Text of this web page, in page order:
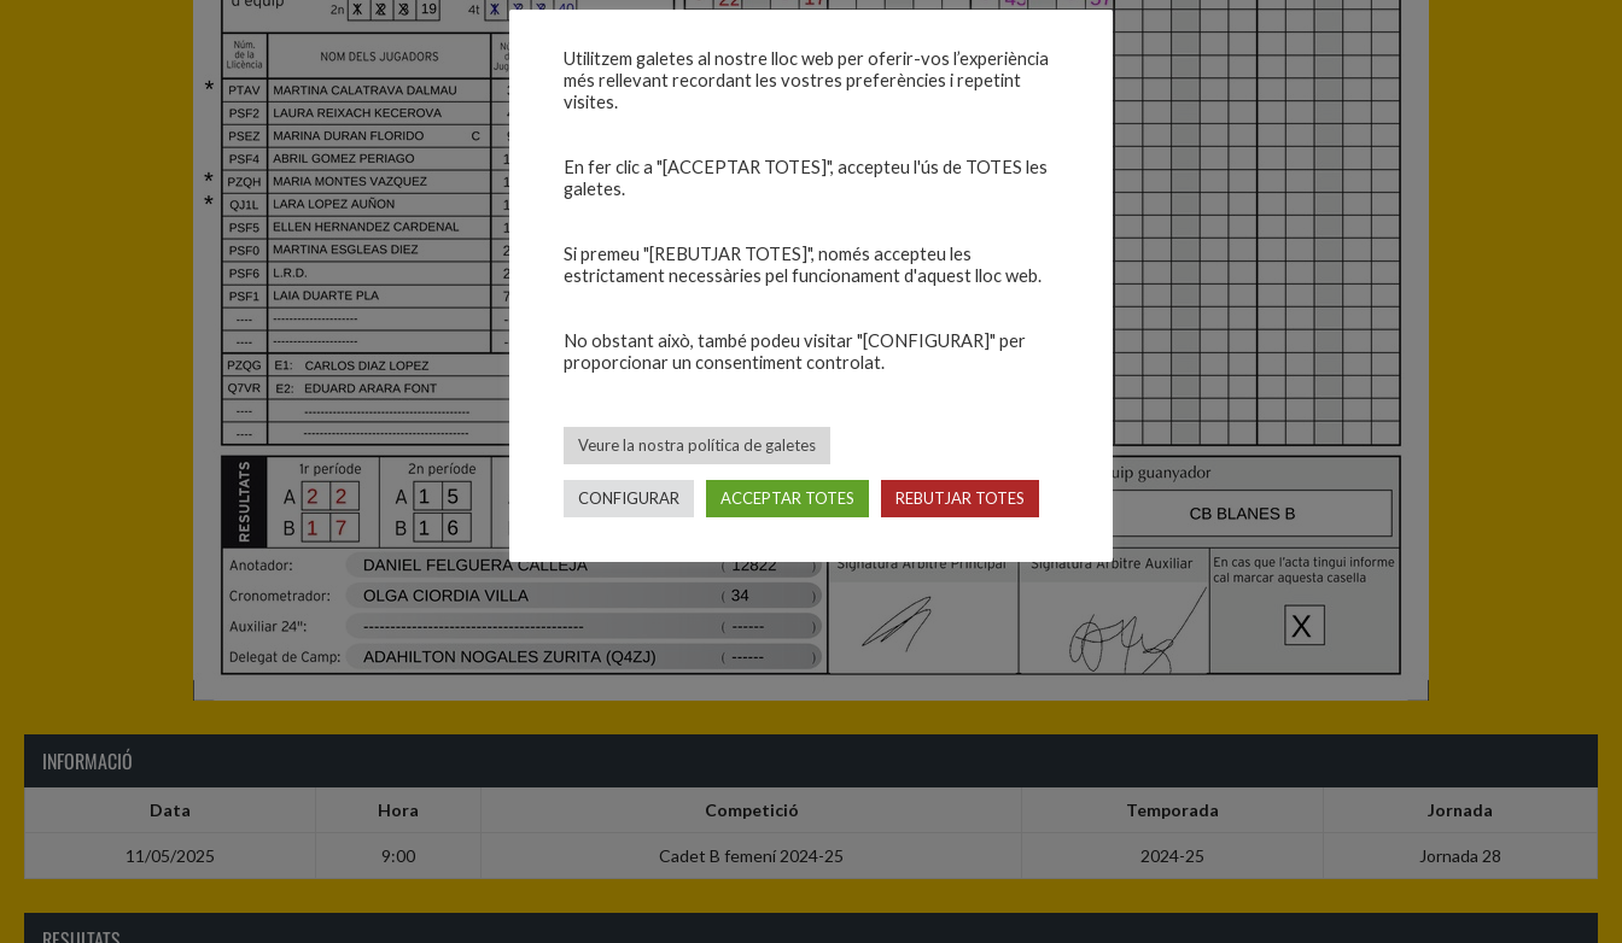
INFORMACIÓ
Data Hora Competició Temporada Jornada
11/05/2025 9:00 Cadet B femení 2024-25 2024-25 Jornada 28
Utilitzem galetes al nostre lloc web per oferir-vos l’experiència
més rellevant recordant les vostres preferències i repetint
visites.
En fer clic a "[ACCEPTAR TOTES]", accepteu l'ús de TOTES les
galetes.
Si premeu "[REBUTJAR TOTES]", només accepteu les
estrictament necessàries pel funcionament d'aquest lloc web.
No obstant això, també podeu visitar "[CONFIGURAR]" per
proporcionar un consentiment controlat.
Veure la nostra política de galetes
CONFIGURAR ACCEPTAR TOTES REBUTJAR TOTES